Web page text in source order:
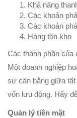
Khả năng
Các khoản
Các khoản
Hàng tồn kho
Các thành phần của
Một doanh nghiệp
sự cân bằng giữa
vốn lưu động. Hãy
Quản lý tiền mặt